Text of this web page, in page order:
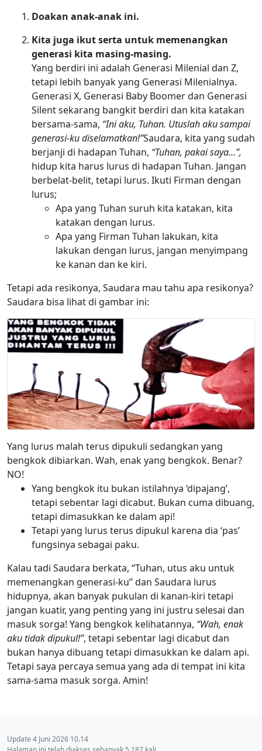
Doakan anak-anak ini.
Kita juga ikut serta untuk memenangkan
generasi kita masing-masing.
Yang berdiri ini adalah Generasi Milenial dan Z,
tetapi lebih banyak yang Generasi Milenialnya.
Generasi X, Generasi Baby Boomer dan Generasi
Silent sekarang bangkit berdiri dan kita katakan
bersama-sama, “Ini aku, Tuhan. Utuslah aku sampai
generasi-ku diselamatkan!”Saudara, kita yang sudah
berjanji di hadapan Tuhan, “Tuhan, pakai saya…”,
hidup kita harus lurus di hadapan Tuhan. Jangan
berbelat-belit, tetapi lurus. Ikuti Firman dengan
lurus;
Apa yang Tuhan suruh kita katakan, kita
katakan dengan lurus.
Apa yang Firman Tuhan lakukan, kita
lakukan dengan lurus, jangan menyimpang
ke kanan dan ke kiri.
Tetapi ada resikonya, Saudara mau tahu apa resikonya?
Saudara bisa lihat di gambar ini:
Yang lurus malah terus dipukuli sedangkan yang
bengkok dibiarkan. Wah, enak yang bengkok. Benar?
NO!
Yang bengkok itu bukan istilahnya ‘dipajang’,
tetapi sebentar lagi dicabut. Bukan cuma dibuang,
tetapi dimasukkan ke dalam api!
Tetapi yang lurus terus dipukul karena dia ‘pas’
fungsinya sebagai paku.
Kalau tadi Saudara berkata, “Tuhan, utus aku untuk
memenangkan generasi-ku” dan Saudara lurus
hidupnya, akan banyak pukulan di kanan-kiri tetapi
jangan kuatir, yang penting yang ini justru selesai dan
masuk sorga! Yang bengkok kelihatannya, “Wah, enak
aku tidak dipukul!”, tetapi sebentar lagi dicabut dan
bukan hanya dibuang tetapi dimasukkan ke dalam api.
Tetapi saya percaya semua yang ada di tempat ini kita
sama-sama masuk sorga. Amin!
Update 4 Juni 2026 10.14